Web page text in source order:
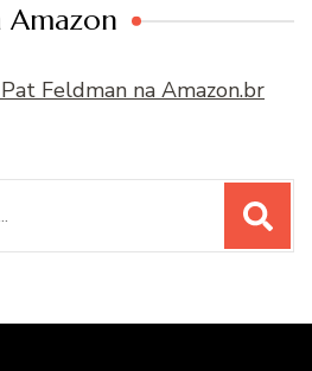
Amazon
Feldman na Amazon.br